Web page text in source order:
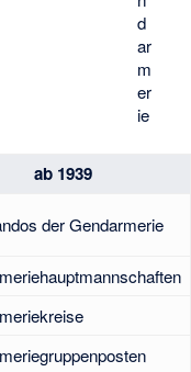
d
ar
m
er
ie
ab 1939
der Gendarmerie